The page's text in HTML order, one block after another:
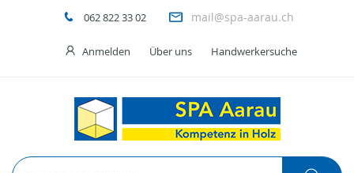
062 822 33 02 mail@spa-aarau.ch
Anmelden Über uns Handwerkersuche